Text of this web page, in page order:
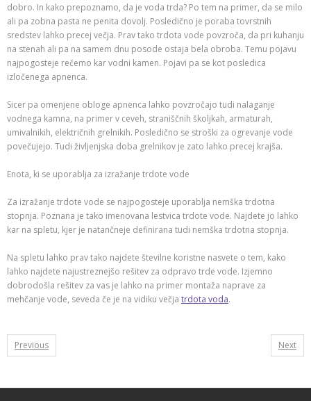
dobro. In kako prepoznamo, da je voda trda? Po tem na primer, da se milo
ali pa zobna pasta ne penita dovolj. Posledično je poraba tovrstnih
sredstev lahko precej večja. Prav tako trdota vode povzroča, da pri kuhanju
na stenah ali pa na samem dnu posode ostaja bela obroba. Temu pojavu
najpogosteje rečemo kar vodni kamen. Pojavi pa se kot posledica
izločenega apnenca.
Sicer pa omenjene obloge apnenca lahko povzročajo tudi nalaganje
vodnega kamna, na primer v ceveh, straniščnih školjkah, armaturah,
umivalnikih, električnih grelnikih. Posledično se stroški za ogrevanje vode
povečujejo. Tudi življenjska doba grelnikov je zato lahko precej krajša.
Enota, ki se uporablja za izražanje trdote vode
Za izražanje trdote vode se najpogosteje uporablja nemška trdotna
stopnja. Poznana je tako imenovana lestvica trdote vode. Najdete jo lahko
kar na spletu, kjer je natančneje definirana tudi nemška trdotna stopnja.
Na spletu lahko prav tako najdete številne koristne nasvete o tem, kako
lahko najdete najustreznejšo rešitev za odpravo trde vode. Izjemno
dobrodošla rešitev za vas je lahko na primer montaža naprave za
mehčanje vode, seveda če je na vidiku večja trdota voda.
Previous Next